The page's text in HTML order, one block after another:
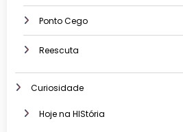
Ponto Cego
Reescuta
Curiosidade
Hoje na HIStória